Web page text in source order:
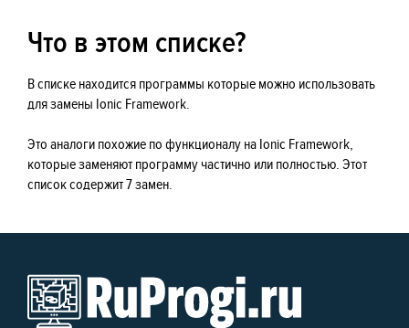
Что в этом списке?
В списке находится программы которые можно использовать
для замены Ionic Framework.
Это аналоги похожие по функционалу на Ionic Framework,
которые заменяют программу частично или полностью. Этот
список содержит 7 замен.